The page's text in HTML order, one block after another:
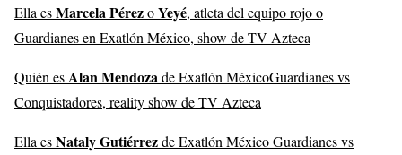
Ella esMarcela PérezoYeyé, atleta del equipo rojo o
Guardianes en Exatlón México, show de TV Azteca
Quién es Alan Mendoza de Exatlón MéxicoGuardianes vs
Conquistadores, reality show de TV Azteca
Ella esNataly Gutiérrezde Exatlón México Guardianes vs